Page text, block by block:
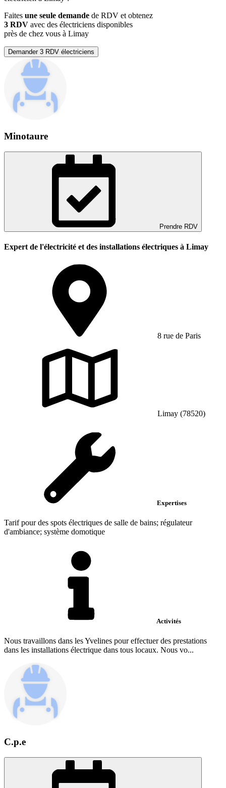
Faites une seule demande de RDV et obtenez
3 RDV avec des électriciens disponibles
près de chez vous à Limay
Demander 3 RDV électriciens
Minotaure
Prendre RDV
Expert de l'électricité et des installations électriques à Limay
8 rue de Paris
Limay (78520)
Expertises
Tarif pour des spots électriques de salle de bains; régulateur
d'ambiance; système domotique
Activités
Nous travaillons dans les Yvelines pour effectuer des prestations
dans les installations électrique dans tous locaux. Nous vo...
C.p.e